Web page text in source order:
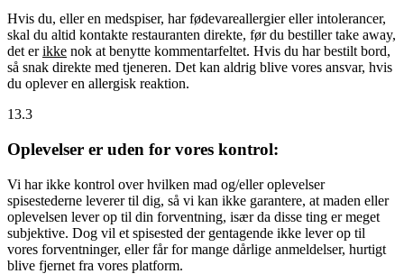
Hvis du, eller en medspiser, har fødevareallergier eller intolerancer,
skal du altid kontakte restauranten direkte, før du bestiller take away,
det erikke nok at benytte kommentarfeltet. Hvis du har bestilt bord,
så snak direkte med tjeneren. Det kan aldrig blive vores ansvar, hvis
du oplever en allergisk reaktion.
13.3
Oplevelser er uden for vores kontrol:
Vi har ikke kontrol over hvilken mad og/eller oplevelser
spisestederne leverer til dig, så vi kan ikke garantere, at maden eller
oplevelsen lever op til din forventning, især da disse ting er meget
subjektive. Dog vil et spisested der gentagende ikke lever op til
vores forventninger, eller får for mange dårlige anmeldelser, hurtigt
blive fjernet fra vores platform.